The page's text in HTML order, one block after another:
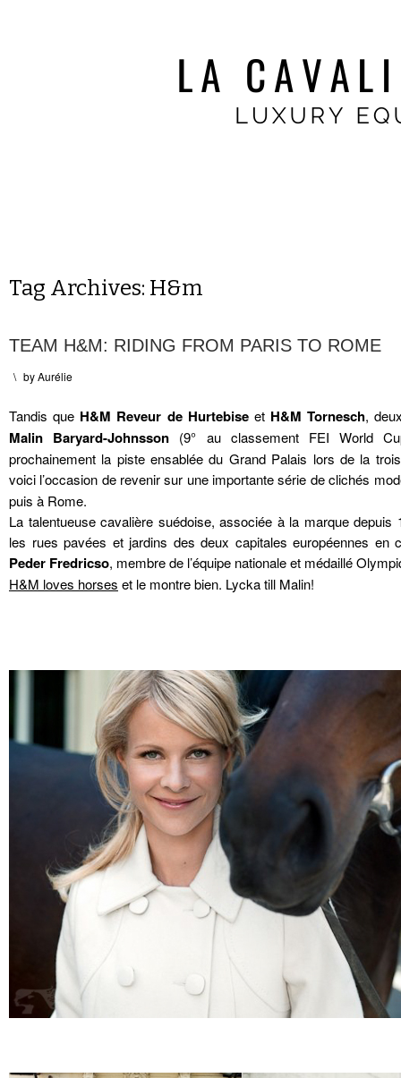
Tag Archives: H&m
TEAM H&M: RIDING FROM PARIS TO ROME
\ byAurélie
Tandis que H&M Reveur de Hurtebiseet H&M Tornesch,
Malin Baryard-Johnsson (9° au classement FEI World
prochainement la piste ensablée du Grand Palais lors de la
voici l’occasion de revenir sur une importante série de clichés
puis à Rome.
La talentueuse cavalière suédoise, associée à la marque
les rues pavées et jardins des deux capitales européennes en
Peder Fredricso, membre de l’équipe nationale et médaillé
H&M loves horses et le montre bien. Lycka till Malin!